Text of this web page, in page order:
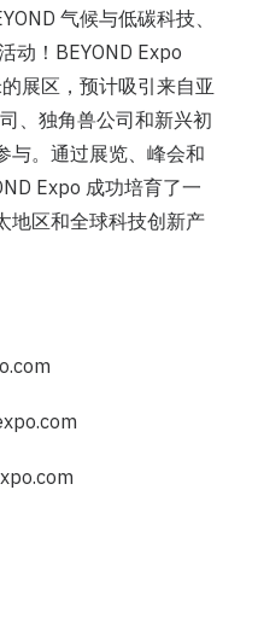
气候与低碳科技、
动！BEYOND Expo
展区，预计吸引来自亚
、独角兽公司和新兴初
与。通过展览、峰会和
Expo 成功培育了一
地区和全球科技创新产